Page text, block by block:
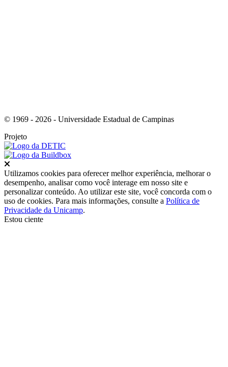
© 1969 - 2026 - Universidade Estadual de Campinas
Projeto
Utilizamos cookies para oferecer melhor experiência, melhorar o
desempenho, analisar como você interage em nosso site e
personalizar conteúdo. Ao utilizar este site, você concorda com o
uso de cookies. Para mais informações, consulte a Política de
Privacidade da Unicamp.
Estou ciente